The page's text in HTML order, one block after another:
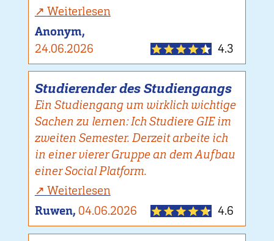
Weiterlesen
Anonym,
24.06.2026
4.3
Studierender des Studiengangs
Ein Studiengang um wirklich wichtige
Sachen zu lernen: Ich Studiere GIE im
zweiten Semester. Derzeit arbeite ich
in einer vierer Gruppe an dem Aufbau
einer Social Platform.
Weiterlesen
Ruwen, 04.06.2026 4.6